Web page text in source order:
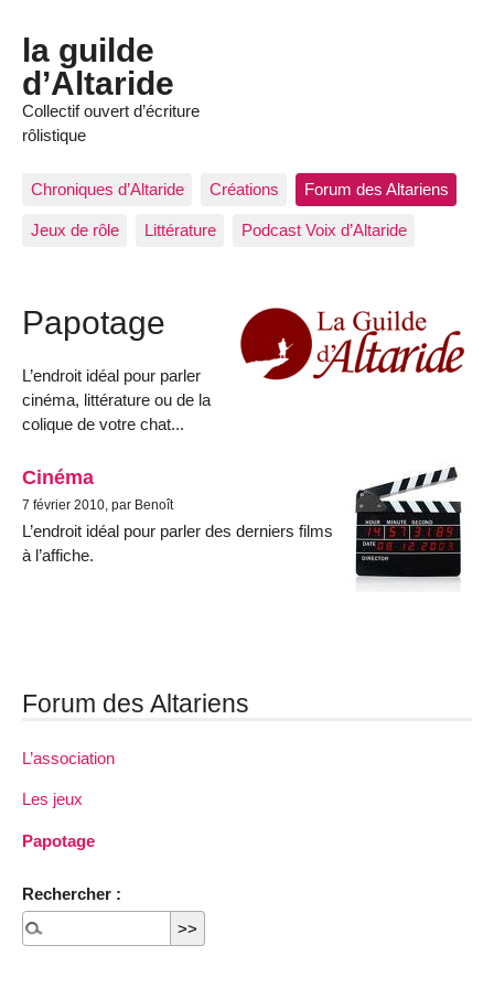
la guilde
d’Altaride
Collectif ouvert d’écriture
rôlistique
Chroniques d’Altaride Créations Forum des Altariens
Jeux de rôle Littérature Podcast Voix d’Altaride
Papotage
L’endroit idéal pour parler
cinéma, littérature ou de la
colique de votre chat...
Cinéma
7 février 2010, par Benoît
L’endroit idéal pour parler des derniers films
à l’affiche.
Forum des Altariens
L’association
Les jeux
Papotage
Rechercher :